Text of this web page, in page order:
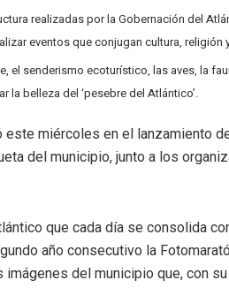
realizadas por la Gobernación del
eventos que conjugan cultura, religión
el senderismo ecoturístico, las aves, la
la belleza del ‘pesebre del Atlántico’.
miércoles en el lanzamiento
del municipio, junto a los
que cada día se consolida
año consecutivo la
del municipio que, con